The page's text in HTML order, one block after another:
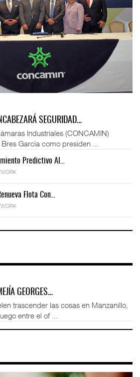
SEGURIDAD…
Industriales (CONCAMIN)
García como presiden ...
Predictivo Al…
Flota Con…
GEORGES…
trascender las cosas en Manzanillo,
entre el of ...